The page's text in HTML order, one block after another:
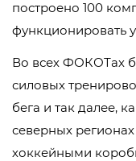
построено 100
функционировать
Во всех ФОКОТах
силовых
бега и так далее,
северных
хоккейными